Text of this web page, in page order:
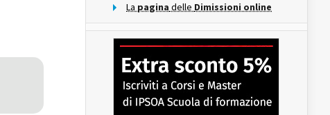
La pagina delle Dimissioni online